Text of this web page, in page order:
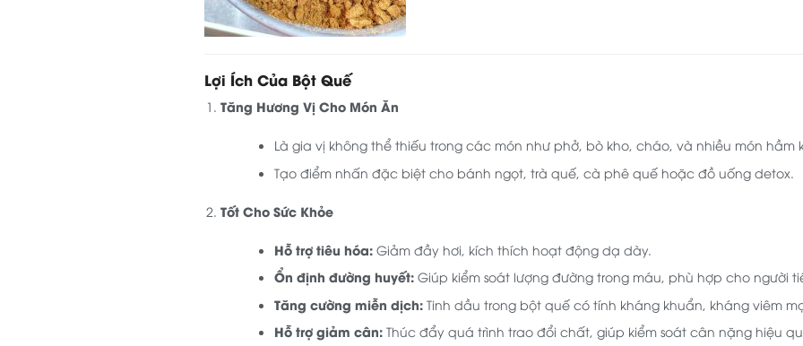
Lợi Ích Của Bột Quế
Tăng Hương Vị Cho Món Ăn
Là gia vị không thể thiếu trong các món như phở, bò kho, cháo, và nhiều món hầm
Tạo điểm nhấn đặc biệt cho bánh ngọt, trà quế, cà phê quế hoặc đồ uống detox.
Tốt Cho Sức Khỏe
Hỗ trợ tiêu hóa:Giảm đầy hơi, kích thích hoạt động dạ dày.
Ổn định đường huyết:Giúp kiểm soát lượng đường trong máu, phù hợp cho người
Tăng cường miễn dịch:Tinh dầu trong bột quế có tính kháng khuẩn, kháng viêm
Hỗ trợ giảm cân:Thúc đẩy quá trình trao đổi chất, giúp kiểm soát cân nặng hiệu